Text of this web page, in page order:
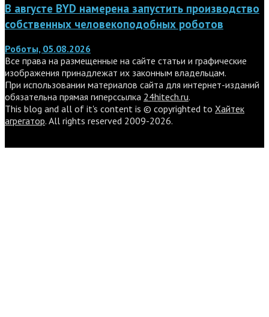
В августе BYD намерена запустить производство
собственных человекоподобных роботов
Роботы, 05.08.2026
Все права на размещенные на сайте статьи и графические
изображения принадлежат их законным владельцам.
При использовании материалов сайта для интернет-изданий
обязательна прямая гиперссылка 24hitech.ru.
This blog and all of it's content is © copyrighted to Хайтек
агрегатор. All rights reserved 2009-2026.